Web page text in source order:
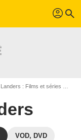
profil search
: Films et séries online
VOD, DVD